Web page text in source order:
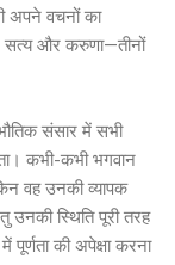
अपने वचनों का
सत्य और करुणा—तीनों
संसार में सभी
कभी-कभी भगवान
वह उनकी व्यापक
उनकी स्थिति पूरी तरह
की अपेक्षा करना